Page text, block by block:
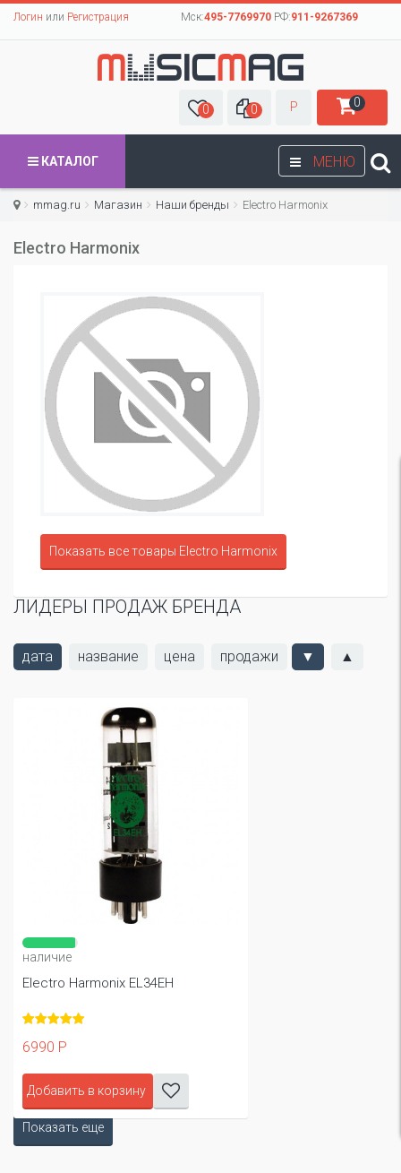
Логин или Регистрация Мск:495-7769970РФ:911-9267369
0 0 Р 0
МЕНЮ
КАТАЛОГ
mmag.ru Магазин Наши бренды Electro Harmonix
Electro Harmonix
Показать все товары Electro Harmonix
ЛИДЕРЫ ПРОДАЖ БРЕНДА
дата название цена продажи ▼ ▲
наличие
Electro Harmonix EL34EH
6990 Р
Добавить в корзину
Показать еще